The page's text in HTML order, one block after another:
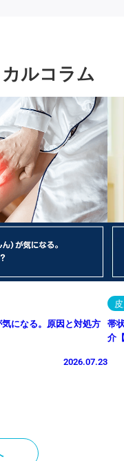
ルコラム
になる。原因と対処方
2026.07.23
帯
介